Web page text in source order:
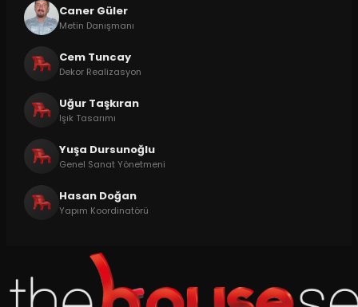
Caner Güler
Metin Danışmanı
Cem Tuncay
Dekor Realizasyon
Uğur Taşkıran
Işık Tasarımı
Yuşa Dursunoğlu
Genel Sanat Yönetmeni
Hasan Doğan
Yapım Koordinatörü